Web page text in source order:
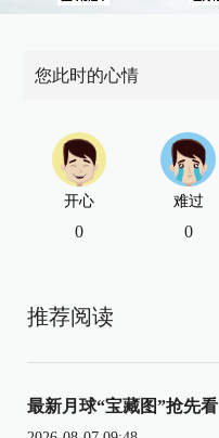
您此时的心情
开心
0
难过
0
推荐阅读
最新月球“宝藏图”抢先看